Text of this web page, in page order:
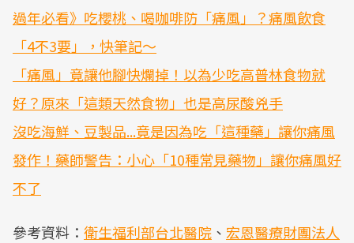
過年必看》吃櫻桃、喝咖啡防「痛風」？痛風飲食
「4不3要」，快筆記～
「痛風」竟讓他腳快爛掉！以為少吃高普林食物就
好？原來「這類天然食物」也是高尿酸兇手
沒吃海鮮、豆製品...竟是因為吃「這種藥」讓你痛風
發作！藥師警告：小心「10種常見藥物」讓你痛風好
不了
參考資料： 衛生福利部台北醫院 、 宏恩醫療財團法人